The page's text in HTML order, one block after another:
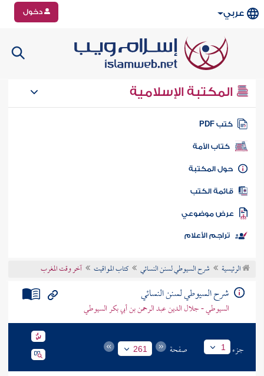
عربي دخول
المكتبة الإسلامية
كتب PDF
كتاب الأمة
المكتبة
الكتب
موضوعي
تراجم الأعلام
الرئيسية شرح السيوطي لسنن النسائي كتاب المواقيت آخر وقت المغرب
شرح السيوطي لسنن النسائي
السيوطي - جلال الدين عبد الرحمن بن أبي بكر السيوطي
جزء 1 صفحة 261